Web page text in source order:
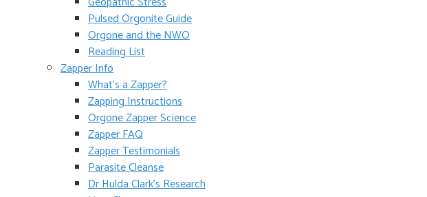
Pulsed Orgonite Guide
Orgone and the NWO
Reading List
Zapper Info
What’s a Zapper?
Zapping Instructions
Orgone Zapper Science
Zapper FAQ
Zapper Testimonials
Parasite Cleanse
Dr Hulda Clark’s Research